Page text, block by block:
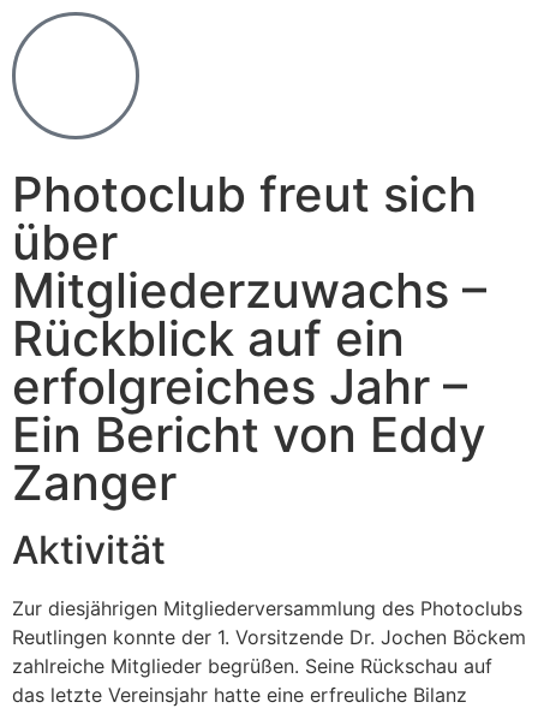
Photoclub freut sich
über
Mitgliederzuwachs –
Rückblick auf ein
erfolgreiches Jahr –
Ein Bericht von Eddy
Zanger
Aktivität
Zur diesjährigen Mitgliederversammlung des Photoclubs
Reutlingen konnte der 1. Vorsitzende Dr. Jochen Böckem
zahlreiche Mitglieder begrüßen. Seine Rückschau auf
das letzte Vereinsjahr hatte eine erfreuliche Bilanz